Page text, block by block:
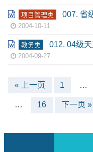
项目管理类 007. 省
2004-10-11
教务类 012. 04级
2004-09-27
« 上一页 1 …
… 16 下一页 »